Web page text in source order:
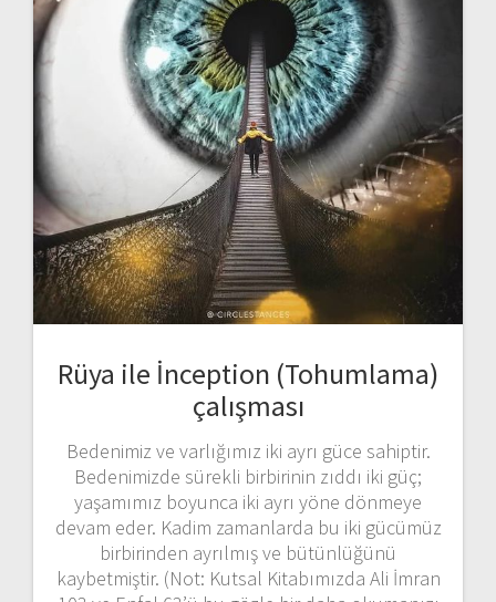
Rüya ile İnception (Tohumlama)
çalışması
Bedenimiz ve varlığımız iki ayrı güce sahiptir.
Bedenimizde sürekli birbirinin zıddı iki güç;
yaşamımız boyunca iki ayrı yöne dönmeye
devam eder. Kadim zamanlarda bu iki gücümüz
birbirinden ayrılmış ve bütünlüğünü
kaybetmiştir. (Not: Kutsal Kitabımızda Ali İmran